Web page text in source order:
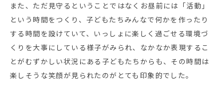
また、ただ見守るということではなくお昼前には「活動」
という時間をつくり、子どもたちみんなで何かを作ったり
する時間を設けていて、いっしょに楽しく過ごせる環境づ
くりを大事にしている様子がみられ、なかなか表現するこ
とがむずかしい状況にある子どもたちからも、その時間は
楽しそうな笑顔が見られたのがとても印象的でした。